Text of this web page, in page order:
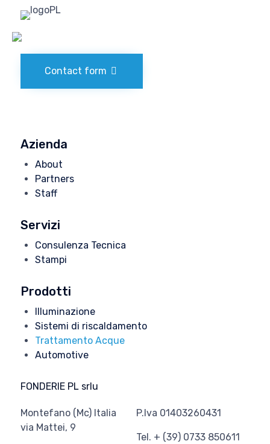
Contact form
Azienda
About
Partners
Staff
Servizi
Consulenza Tecnica
Stampi
Prodotti
Illuminazione
Sistemi di riscaldamento
Trattamento Acque
Automotive
FONDERIE PL srlu
Montefano (Mc) Italia
via Mattei, 9
P.Iva 01403260431
Tel. + (39) 0733 850611